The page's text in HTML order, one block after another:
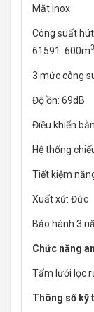
Mặt inox
Công suất
61591: 600m3
3 mức công
Độ ồn: 69dB
Điều khiển
Hệ thống
Tiết kiệm
Xuất xứ: Đức
Bảo hành 3
Chức năng
Tấm lưới lọc
Thông số kỹ